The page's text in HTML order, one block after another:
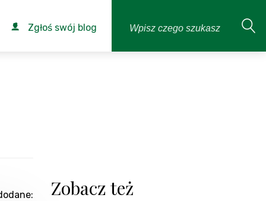
Zgłoś swój blog
Zobacz też